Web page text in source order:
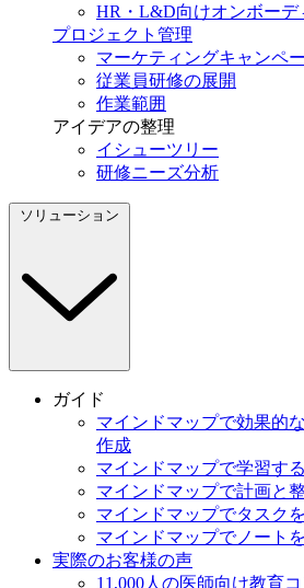
HR・L&D向けオンボーデ
プロジェクト管理
マーケティングキャンペ
従業員研修の展開
作業範囲
アイデアの整理
イシューツリー
研修ニーズ分析
ソリューション
ガイド
マインドマップで効果的
作成
マインドマップで学習す
マインドマップで計画と
マインドマップでタスク
マインドマップでノート
実際のお客様の声
11,000人の医師向け教育